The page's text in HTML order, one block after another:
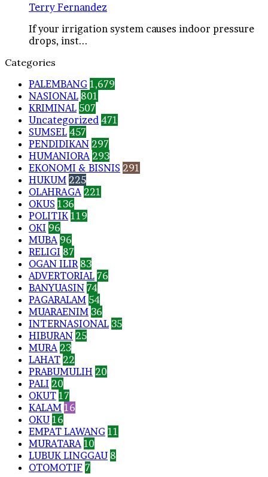
Terry Fernandez
If your irrigation system causes indoor pressure
drops, inst...
Categories
PALEMBANG 1,679
NASIONAL 801
KRIMINAL 507
Uncategorized 471
SUMSEL 457
PENDIDIKAN 297
HUMANIORA 293
EKONOMI & BISNIS 291
HUKUM 225
OLAHRAGA 221
OKUS 136
POLITIK 119
OKI 96
MUBA 96
RELIGI 87
OGAN ILIR 83
ADVERTORIAL 76
BANYUASIN 74
PAGARALAM 54
MUARAENIM 36
INTERNASIONAL 35
HIBURAN 25
MURA 23
LAHAT 22
PRABUMULIH 20
PALI 20
OKUT 17
KALAM 16
OKU 16
EMPAT LAWANG 11
MURATARA 10
LUBUK LINGGAU 8
OTOMOTIF 7